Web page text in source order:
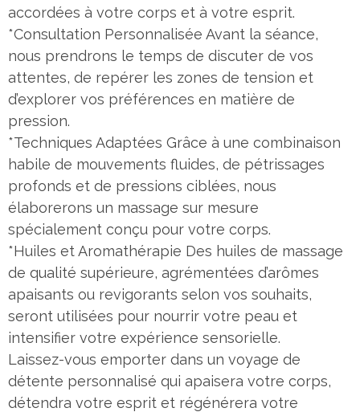
accordées à votre corps et à votre esprit.
*Consultation Personnalisée Avant la séance,
nous prendrons le temps de discuter de vos
attentes, de repérer les zones de tension et
d’explorer vos préférences en matière de
pression.
*Techniques Adaptées Grâce à une combinaison
habile de mouvements fluides, de pétrissages
profonds et de pressions ciblées, nous
élaborerons un massage sur mesure
spécialement conçu pour votre corps.
*Huiles et Aromathérapie Des huiles de massage
de qualité supérieure, agrémentées d’arômes
apaisants ou revigorants selon vos souhaits,
seront utilisées pour nourrir votre peau et
intensifier votre expérience sensorielle.
Laissez-vous emporter dans un voyage de
détente personnalisé qui apaisera votre corps,
détendra votre esprit et régénérera votre